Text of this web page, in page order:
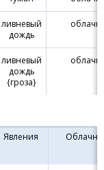
ливневый
дождь
ливневый
дождь
{гроза}
Явления